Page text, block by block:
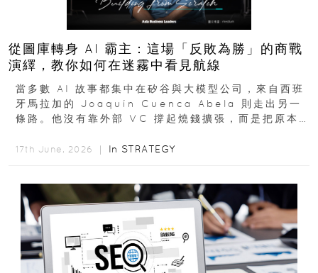
從圖庫轉身 AI 霸主：這場「反敗為勝」的商戰
演繹，教你如何在迷霧中看見航線
當多數 AI 故事都集中在矽谷與大模型公司，來自西班
牙馬拉加的 Joaquín Cuenca Abela 則走出另一
條路。他沒有靠外部 VC 撐起燒錢擴張，而是把原本
17th June, 2026 ｜ In STRATEGY